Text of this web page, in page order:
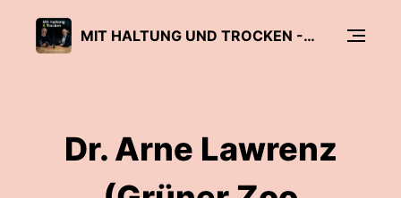
MIT HALTUNG UND TROCKEN - DER ZUKUNFTSTALK MIT MARKUS UND MARKUS
Dr. Arne Lawrenz